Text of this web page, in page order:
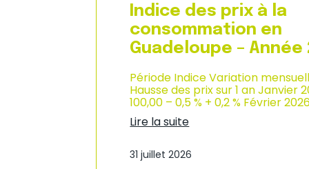
Indice des prix à la
consommation en
Guadeloupe – Année
Période Indice Variation
Hausse des prix sur 1 an Janvier
100,00 – 0,5 % + 0,2 % Février
Lire la suite
n
31 juillet 2026